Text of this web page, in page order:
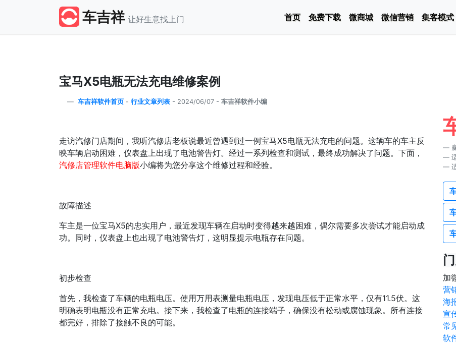
车吉祥 让好生意找上门 首页 免费下载 微商城 微信营销 集客模式
宝马X5电瓶无法充电维修案例
车吉祥软件首页 - 行业文章列表 - 2024/06/07 - 车吉祥软件小编
走访汽修门店期间，我听汽修店老板说最近曾遇到过一例宝马X5电瓶无法充电的问题。这辆车的车主反
映车辆启动困难，仪表盘上出现了电池警告灯。经过一系列检查和测试，最终成功解决了问题。下面，
汽修店管理软件电脑版小编将为您分享这个维修过程和经验。
故障描述
车主是一位宝马X5的忠实用户，最近发现车辆在启动时变得越来越困难，偶尔需要多次尝试才能启动成
功。同时，仪表盘上也出现了电池警告灯，这明显提示电瓶存在问题。
初步检查
首先，我检查了车辆的电瓶电压。使用万用表测量电瓶电压，发现电压低于正常水平，仅有11.5伏。这
明确表明电瓶没有正常充电。接下来，我检查了电瓶的连接端子，确保没有松动或腐蚀现象。所有连接
都完好，排除了接触不良的可能。
加
营
海
宣
常
软